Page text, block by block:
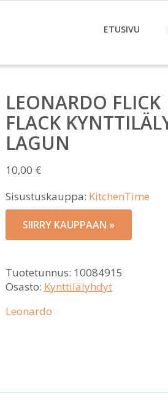
ETUSIVU
LEONARDO FLICK
FLACK
LAGUN
10,00 €
Sisustuskauppa: KitchenTime
SIIRRY KAUPPAAN »
Tuotetunnus: 10084915
Osasto: Kynttilälyhdyt
Leonardo